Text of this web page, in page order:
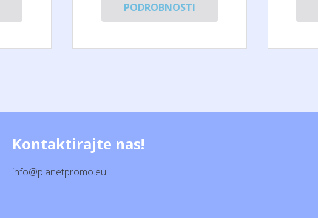
PODROBNOSTI
Kontaktirajte nas!
info@planetpromo.eu